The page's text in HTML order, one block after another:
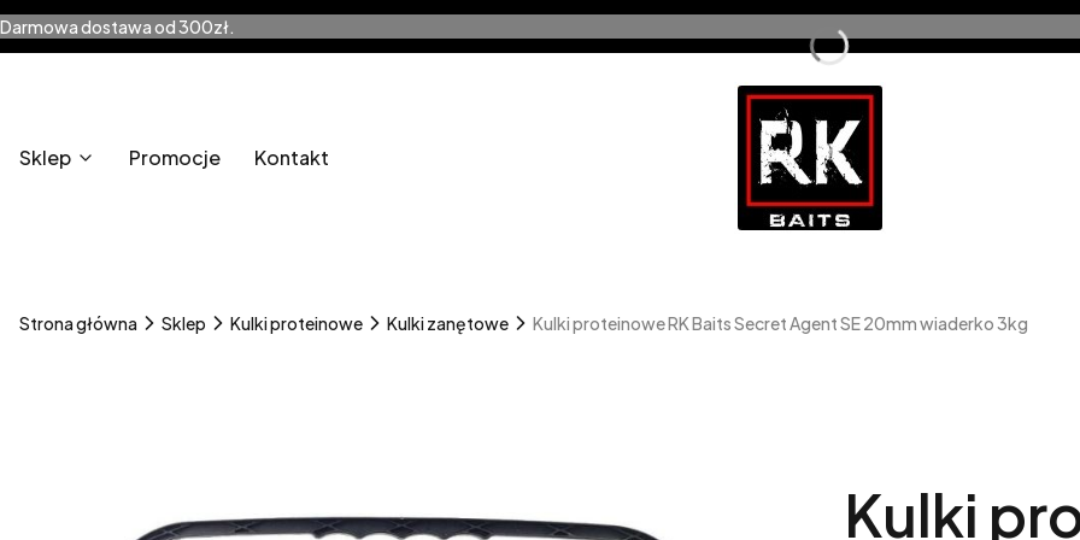
Darmowa dostawa od 300zł.
Sklep Promocje Kontakt
Strona główna Sklep Kulki proteinowe Kulki zanętowe Kulki proteinowe RK Baits Secret Agent SE 20mm wiaderko 3kg
Kulki